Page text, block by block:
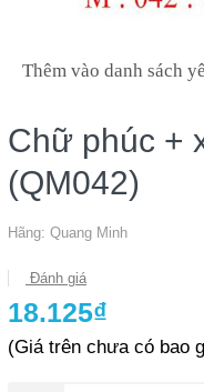
Thêm vào danh sách
Chữ phúc +
(QM042)
Hãng: Quang Minh
Đánh giá
18.125₫
(Giá trên chưa có bao